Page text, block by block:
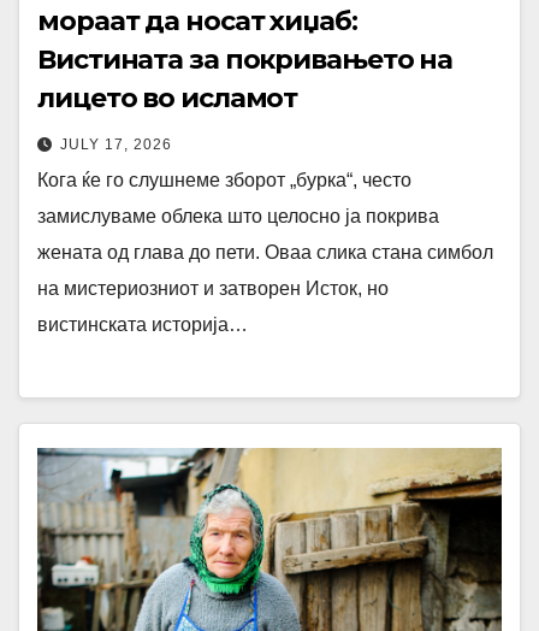
мораат да носат хиџаб:
Вистината за покривањето на
лицето во исламот
JULY 17, 2026
Кога ќе го слушнеме зборот „бурка“, често
замислуваме облека што целосно ја покрива
жената од глава до пети. Оваа слика стана симбол
на мистериозниот и затворен Исток, но
вистинската историја…